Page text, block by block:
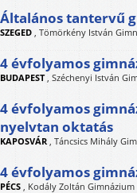
Általános tantervű
SZEGED , Tömörkény István
4 évfolyamos
BUDAPEST, Széchenyi István
4 évfolyamos
nyelvtan oktatás
KAPOSVÁR, Táncsics Mihály
4 évfolyamos
PÉCS , Kodály Zoltán Gimnázium